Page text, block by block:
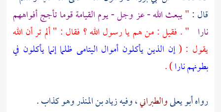
قال :"يبعث الله - عز وجل - يوم القيامة قوما تأجج أفواههم
نارا " . فقيل : من هم يا رسول الله ؟ فقال : " ألم تر أن الله
يقول : (إن الذين يأكلون أموال اليتامى ظلما إنما يأكلون في
بطونهم نارا) .
رواهأبو يعلىوالطبراني، وفيهزياد بن المنذروهو كذاب .